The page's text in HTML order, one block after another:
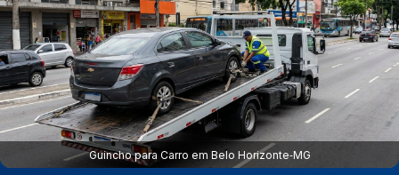
Guincho para Carro em Belo Horizonte‑MG